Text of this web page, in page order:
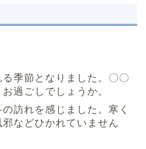
季節となりました。〇〇
過ごしでしょうか。
訪れを感じました。寒く
などひかれていません